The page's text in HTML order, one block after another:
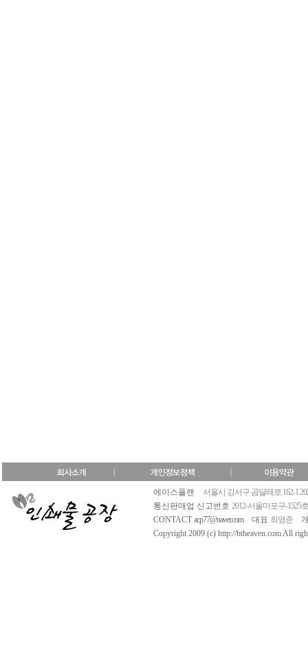
에이스플랜
서울시 강서구 곰달래로 162-1
통신판매업 신고번호 2012-서울마포구-1525호
CONTACT acp77@naver.com 대표 최영준
Copyright 2009 (c) http://btheaven.com All